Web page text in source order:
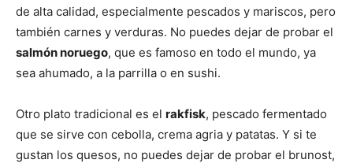
de alta calidad, especialmente pescados y mariscos, pero
también carnes y verduras. No puedes dejar de probar el
salmón noruego, que es famoso en todo el mundo, ya
sea ahumado, a la parrilla o en sushi.
Otro plato tradicional es el rakfisk, pescado fermentado
que se sirve con cebolla, crema agria y patatas. Y si te
gustan los quesos, no puedes dejar de probar el brunost,